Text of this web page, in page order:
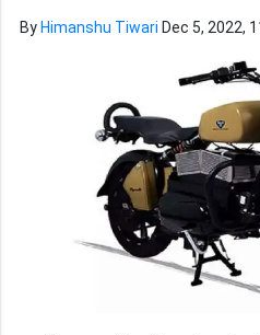
By Himanshu Tiwari Dec 5, 2022,